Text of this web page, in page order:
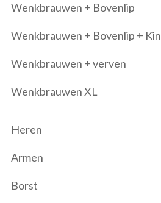
Wenkbrauwen + Bovenlip
Wenkbrauwen + Bovenlip + Kin
Wenkbrauwen + verven
Wenkbrauwen XL
Heren
Armen
Borst